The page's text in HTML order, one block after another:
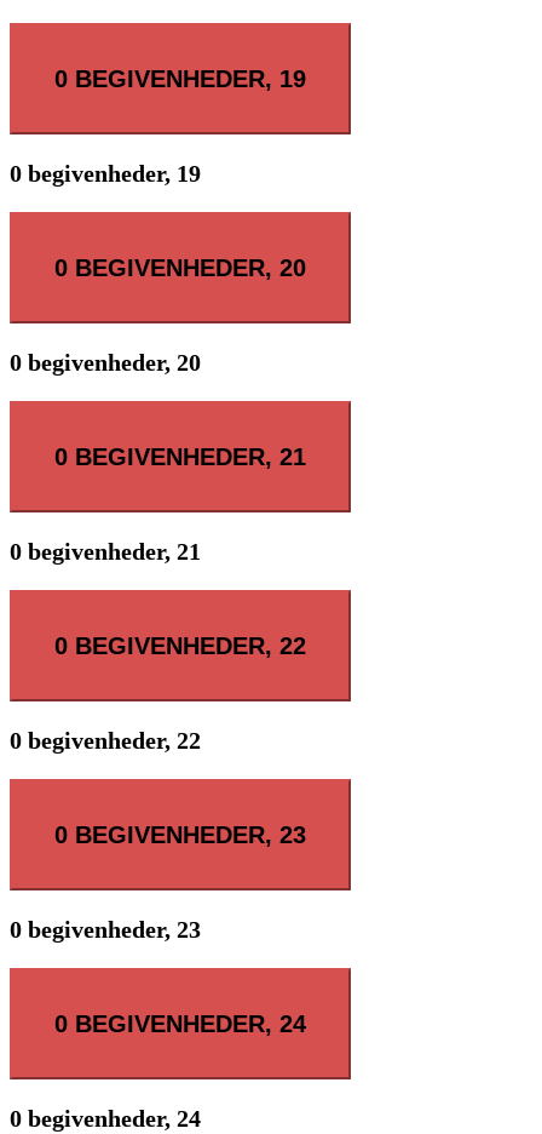
0 BEGIVENHEDER, 19
0 begivenheder, 19
0 BEGIVENHEDER, 20
0 begivenheder, 20
0 BEGIVENHEDER, 21
0 begivenheder, 21
0 BEGIVENHEDER, 22
0 begivenheder, 22
0 BEGIVENHEDER, 23
0 begivenheder, 23
0 BEGIVENHEDER, 24
0 begivenheder, 24